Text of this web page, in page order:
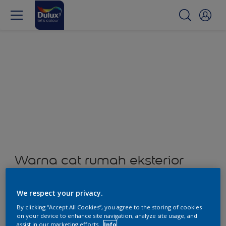
Warna cat rumah eksterior
Produk ditemukan
We respect your privacy.
By clicking “Accept All Cookies”, you agree to the storing of cookies
on your device to enhance site navigation, analyze site usage, and
assist in our marketing efforts.
Info